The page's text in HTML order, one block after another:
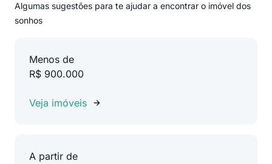
Algumas sugestões para te ajudar a encontrar o imóvel dos
sonhos
Menos de
R$ 900.000
Veja imóveis
A partir de